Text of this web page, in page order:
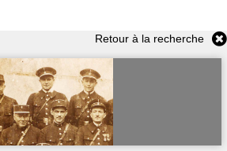
Retour à la recherche